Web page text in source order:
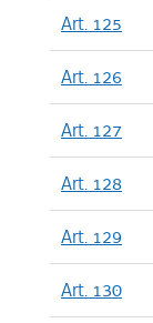
Art. 125
Art. 126
Art. 127
Art. 128
Art. 129
Art. 130